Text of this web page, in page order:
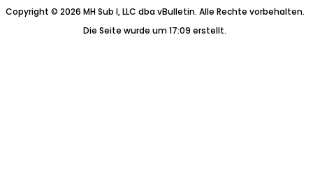
Copyright © 2026 MH Sub I, LLC dba vBulletin. Alle Rechte vorbehalten.
Die Seite wurde um 17:09 erstellt.